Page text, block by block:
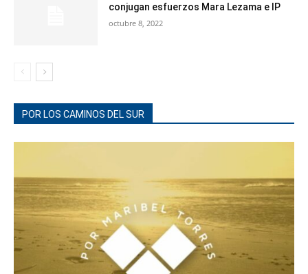
conjugan esfuerzos Mara Lezama e IP
octubre 8, 2022
POR LOS CAMINOS DEL SUR